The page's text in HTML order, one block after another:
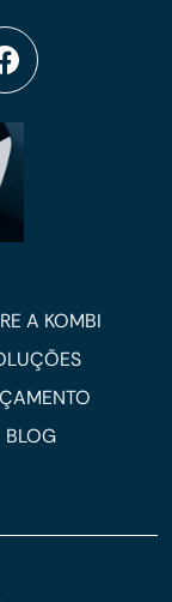
A KOMBI
BLOG